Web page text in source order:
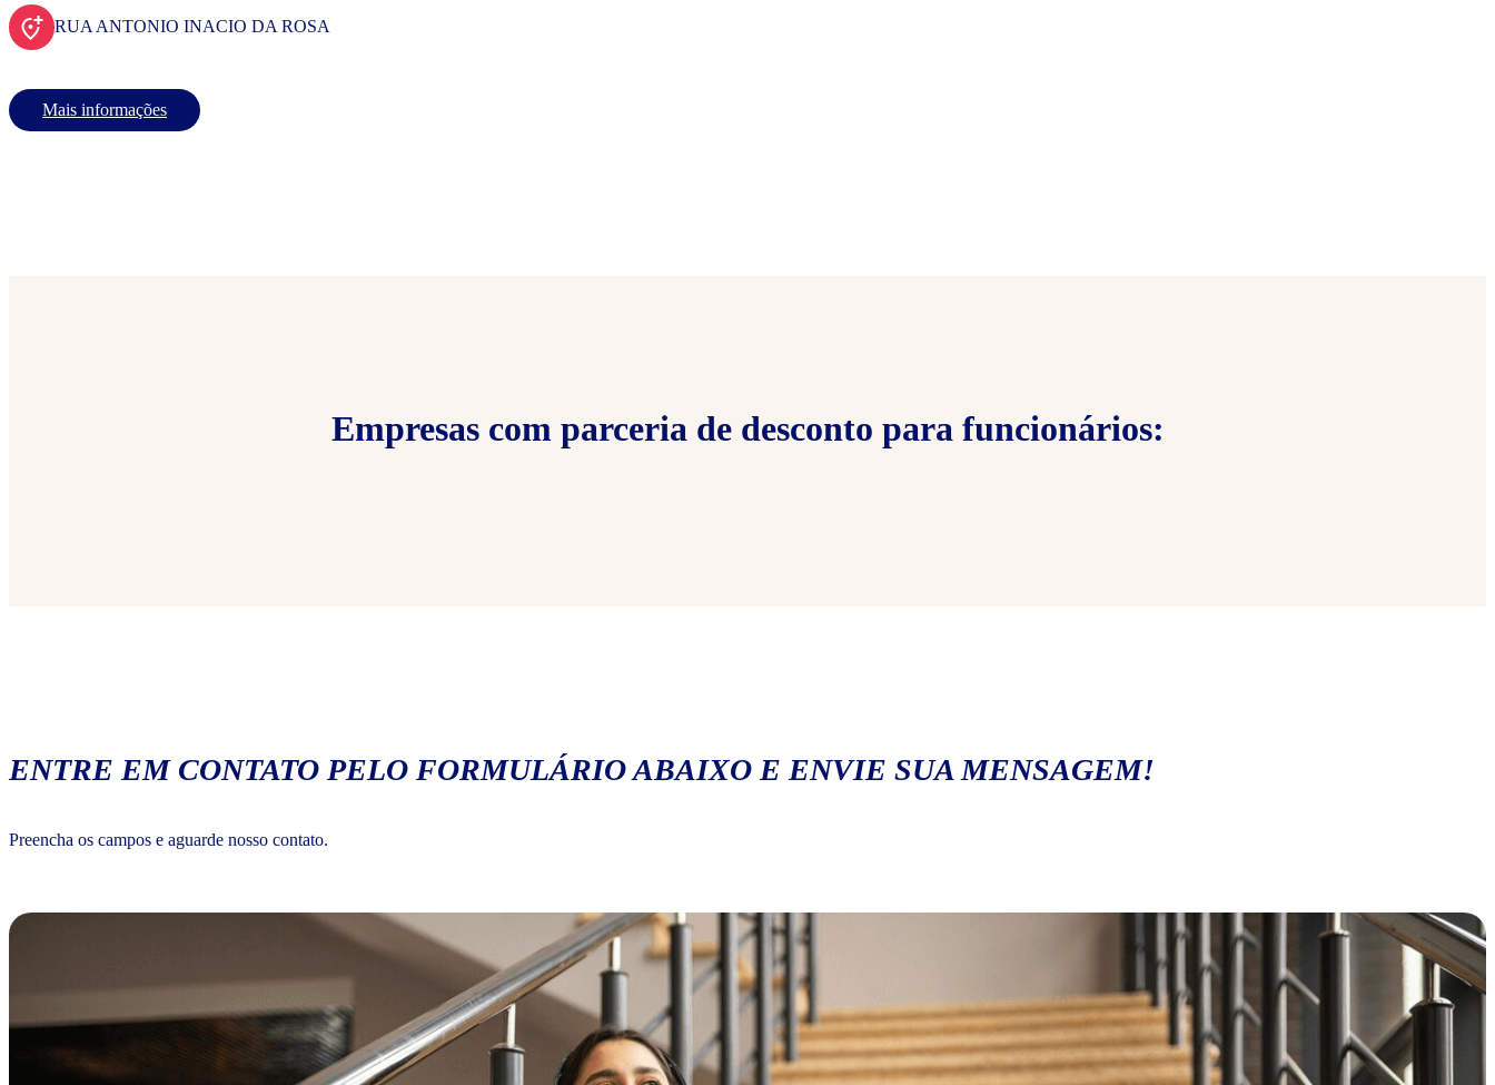
RUA ANTONIO INACIO DA ROSA
Mais informações
Empresas com parceria de desconto para funcionários:
ENTRE EM CONTATO PELO FORMULÁRIO ABAIXO E ENVIE SUA MENSAGEM!
Preencha os campos e aguarde nosso contato.